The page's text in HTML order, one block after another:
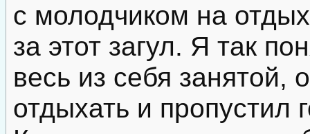
с молодчиком на
за этот загул. Я так
весь из себя занятой,
отдыхать и пропустил